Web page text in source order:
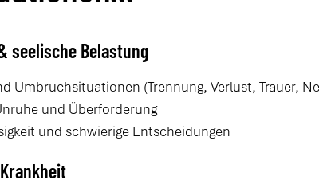
seelische Belastung
Umbruchsituationen (Trennung, Verlust, Trauer,
und Überforderung
und schwierige Entscheidungen